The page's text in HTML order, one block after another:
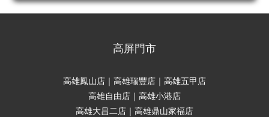
高屏門市
高雄鳳山店｜高雄瑞豐店｜高雄五甲店
高雄自由店｜高雄小港店
高雄大昌二店｜高雄鼎山家福店